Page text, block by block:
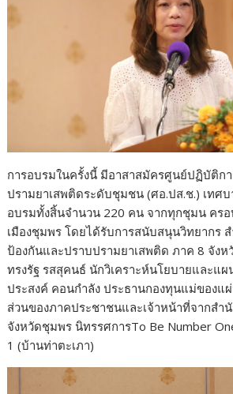
การอบรมในครั้งนี้ มีอาสาสมัครศูนย์ปฏิบัติก
ปรามยาเสพติดระดับชุมชน (ศอ.ปส.ช.) เทศบ
อบรมทั้งสิ้นจำนวน 220 คน จากทุกชุมน คร
เมืองชุมพร โดยได้รับการสนับสนุนวิทยากร
ป้องกันและปราบปรามยาเสพติด ภาค 8 จังห
ทรงรัฐ รสสุคนธ์ นักวิเคราะห์นโยบายและแ
ประสงค์ คอนกำลัง ประธานกองทุนแม่ของแ
ส่วนของภาคประชาชนและเจ้าหน้าที่จากส
จังหวัดชุมพร นิทรรศการTo Be Number
1 (บ้านท่าตะเภา)